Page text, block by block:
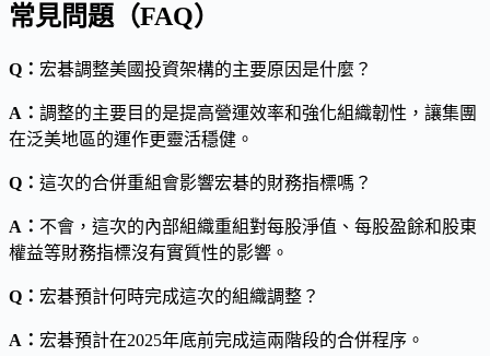
常見問題（FAQ）
Q： 宏碁調整美國投資架構的主要原因是什麼？
A： 調整的主要目的是提高營運效率和強化組織韌性，讓集團
在泛美地區的運作更靈活穩健。
Q： 這次的合併重組會影響宏碁的財務指標嗎？
A： 不會，這次的內部組織重組對每股淨值、每股盈餘和股東
權益等財務指標沒有實質性的影響。
Q： 宏碁預計何時完成這次的組織調整？
A： 宏碁預計在2025年底前完成這兩階段的合併程序。